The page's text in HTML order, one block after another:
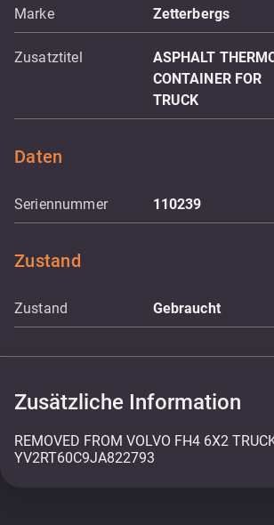
Marke Zetterbergs
Zusatztitel
ASPHALT
CONTAINER FOR
TRUCK
Daten
Seriennummer 110239
Zustand
Zustand Gebraucht
Zusätzliche Information
REMOVED FROM VOLVO FH4 6X2
YV2RT60C9JA822793